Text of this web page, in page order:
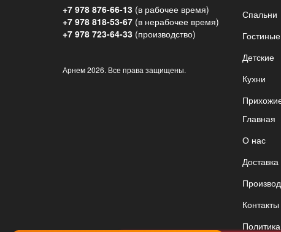
+7 978 876-66-13 (в рабочее время)
+7 978 818-53-67 (в нерабочее время)
+7 978 723-64-33 (производство)
Арнем2026. Все права защищены.
Спальни
Гостиные
Детские
Кухни
Главная
О нас
Контакты